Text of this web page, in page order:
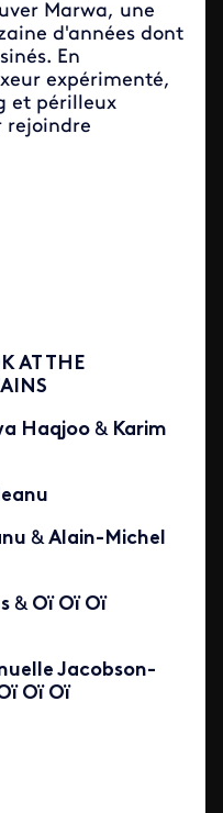
Marwa, une
d'années dont
En
expérimenté,
et périlleux
rejoindre
AT THE
Haqjoo & Karim
&Alain-Michel
&Oï Oï Oï
Jacobson-
Oï Oï